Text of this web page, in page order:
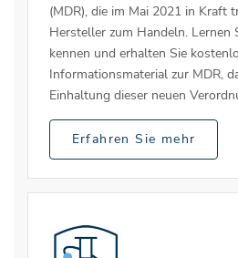
(MDR), die im Mai 2021 in Kraft
Hersteller zum Handeln. Lernen
kennen und erhalten Sie
Informationsmaterial zur MDR,
Einhaltung dieser neuen
Erfahren Sie mehr